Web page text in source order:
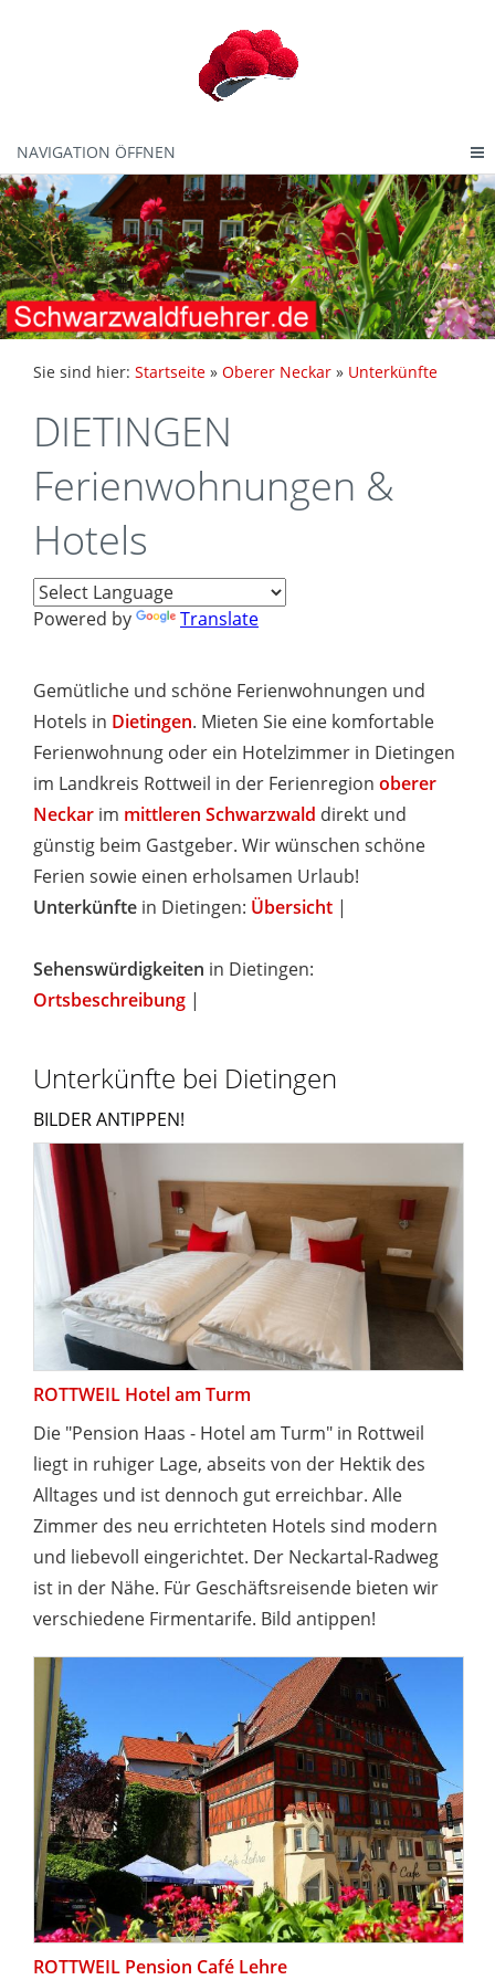
NAVIGATION ÖFFNEN
Sie sind hier: Startseite » Oberer Neckar » Unterkünfte
DIETINGEN
Ferienwohnungen &
Hotels
Powered by Translate
Gemütliche und schöne Ferienwohnungen und
Hotels in Dietingen. Mieten Sie eine komfortable
Ferienwohnung oder ein Hotelzimmer in Dietingen
im Landkreis Rottweil in der Ferienregion oberer
Neckar im mittleren Schwarzwald direkt und
günstig beim Gastgeber. Wir wünschen schöne
Ferien sowie einen erholsamen Urlaub!
Unterkünfte in Dietingen: Übersicht |
Sehenswürdigkeiten in Dietingen:
Ortsbeschreibung |
Unterkünfte bei Dietingen
BILDER ANTIPPEN!
ROTTWEIL Hotel am Turm
Die "Pension Haas - Hotel am Turm" in Rottweil
liegt in ruhiger Lage, abseits von der Hektik des
Alltages und ist dennoch gut erreichbar. Alle
Zimmer des neu errichteten Hotels sind modern
und liebevoll eingerichtet. Der Neckartal-Radweg
ist in der Nähe. Für Geschäftsreisende bieten wir
verschiedene Firmentarife. Bild antippen!
ROTTWEIL Pension Café Lehre